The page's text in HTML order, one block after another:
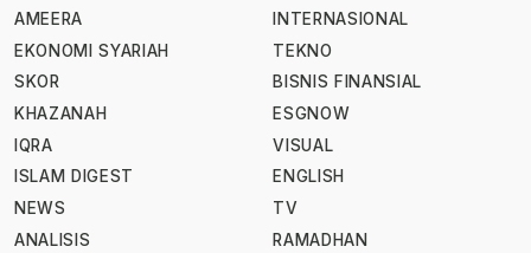
AMEERA
EKONOMI SYARIAH
SKOR
KHAZANAH
IQRA
ISLAM DIGEST
NEWS
ANALISIS
INTERNASIONAL
TEKNO
BISNIS FINANSIAL
ESGNOW
VISUAL
ENGLISH
TV
RAMADHAN